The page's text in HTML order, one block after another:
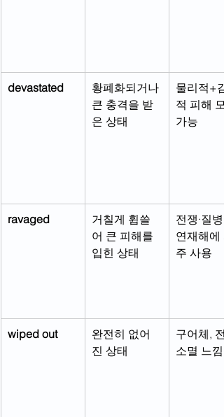
devastated
황폐화되거나
큰 충격을 받
은 상태
물리적+
적 피해
가능
ravaged
거칠게 휩쓸
어 큰 피해를
입힌 상태
전쟁·질병·
연재해에
주 사용
wiped out
완전히 없어
진 상태
구어체, 전
소멸 느낌